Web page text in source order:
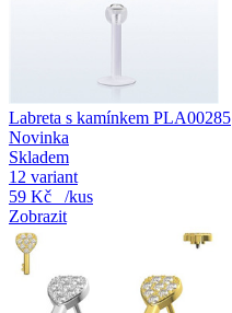
Labreta s kamínkem PLA00285
Novinka
Skladem
12 variant
59 Kč
/kus
Zobrazit